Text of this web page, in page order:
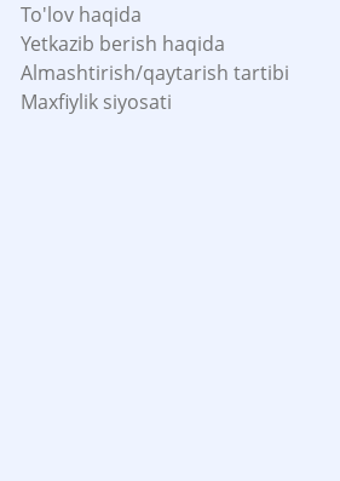
To'lov haqida
Yetkazib berish haqida
Almashtirish/qaytarish tartibi
Maxfiylik siyosati